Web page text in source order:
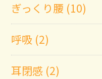
ぎっくり腰 (10)
呼吸 (2)
耳閉感 (2)